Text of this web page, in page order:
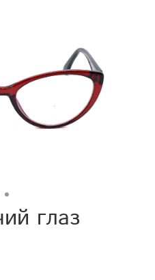
глаз